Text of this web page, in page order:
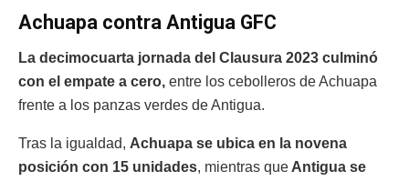
Achuapa contra Antigua GFC
La decimocuarta jornada del Clausura 2023 culminó
con el empate a cero, entre los cebolleros de Achuapa
frente a los panzas verdes de Antigua.
Tras la igualdad, Achuapa se ubica en la novena
posición con 15 unidades, mientras que Antigua se